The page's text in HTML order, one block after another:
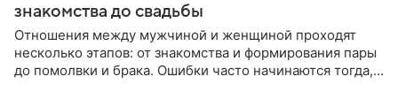
знакомства до свадьбы
Отношения между мужчиной и женщиной проходят
несколько этапов: от знакомства и формирования пары
до помолвки и брака. Ошибки часто начинаются тогда,